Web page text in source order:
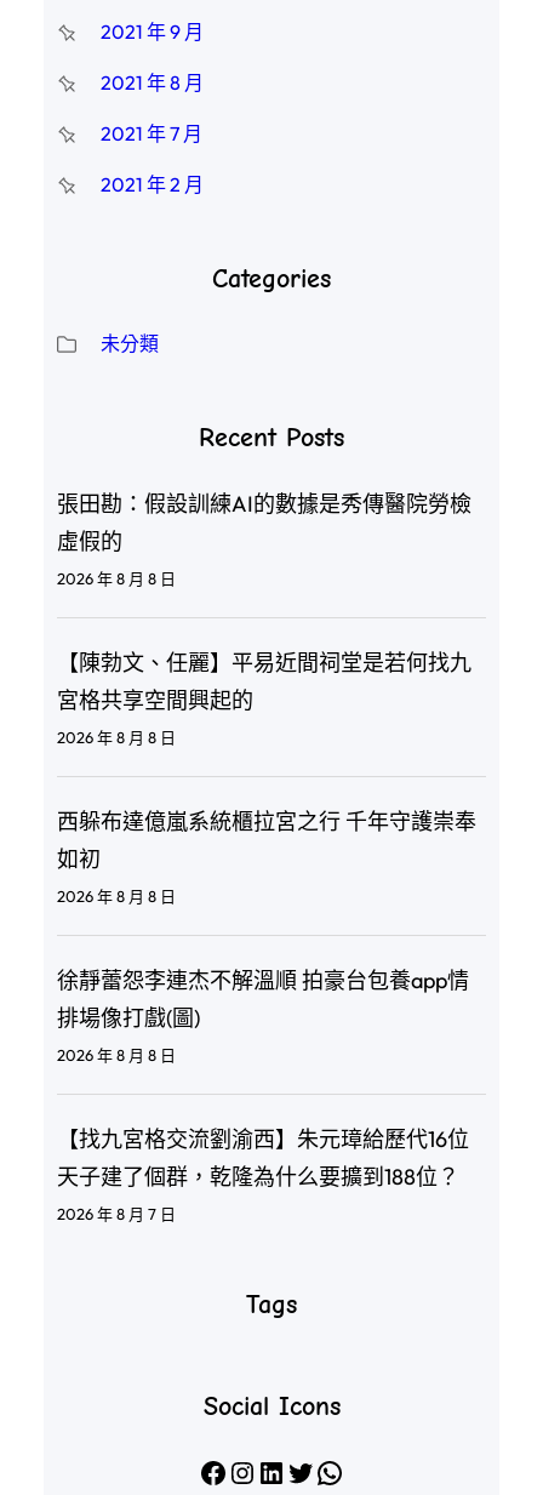
2021 年 9 月
2021 年 8 月
2021 年 7 月
2021 年 2 月
Categories
未分類
Recent Posts
張田勘：假設訓練AI的數據是秀傳醫院勞檢
虛假的
2026 年 8 月 8 日
【陳勃文、任麗】平易近間祠堂是若何找九
宮格共享空間興起的
2026 年 8 月 8 日
西躲布達億嵐系統櫃拉宮之行 千年守護崇奉
如初
2026 年 8 月 8 日
徐靜蕾怨李連杰不解溫順 拍豪台包養app情
排場像打戲(圖)
2026 年 8 月 8 日
【找九宮格交流劉渝西】朱元璋給歷代16位
天子建了個群，乾隆為什么要擴到188位？
2026 年 8 月 7 日
Tags
Social Icons
Facebook Instagram LinkedIn X WhatsApp